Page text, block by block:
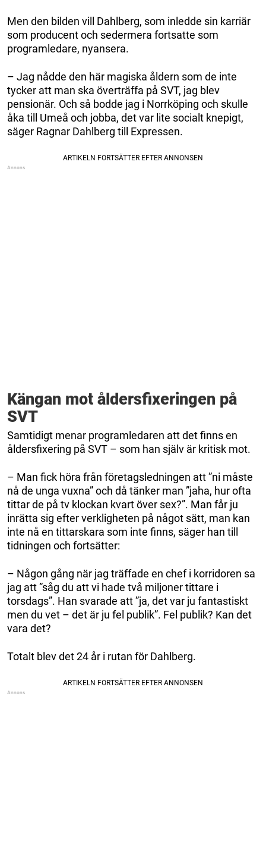
Men den bilden vill Dahlberg, som inledde sin karriär
som producent och sedermera fortsatte som
programledare, nyansera.
– Jag nådde den här magiska åldern som de inte
tycker att man ska överträffa på SVT, jag blev
pensionär. Och så bodde jag i Norrköping och skulle
åka till Umeå och jobba, det var lite socialt knepigt,
säger Ragnar Dahlberg till Expressen.
Kängan mot åldersfixeringen på
SVT
Samtidigt menar programledaren att det finns en
åldersfixering på SVT – som han själv är kritisk mot.
– Man fick höra från företagsledningen att ”ni måste
nå de unga vuxna” och då tänker man ”jaha, hur ofta
tittar de på tv klockan kvart över sex?”. Man får ju
inrätta sig efter verkligheten på något sätt, man kan
inte nå en tittarskara som inte finns, säger han till
tidningen och fortsätter:
– Någon gång när jag träffade en chef i korridoren sa
jag att ”såg du att vi hade två miljoner tittare i
torsdags”. Han svarade att ”ja, det var ju fantastiskt
men du vet – det är ju fel publik”. Fel publik? Kan det
vara det?
Totalt blev det 24 år i rutan för Dahlberg.